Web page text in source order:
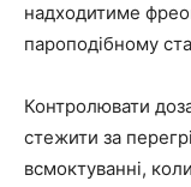
надходитиме
пароподібному
Контролювати
стежити за
всмоктуванні,